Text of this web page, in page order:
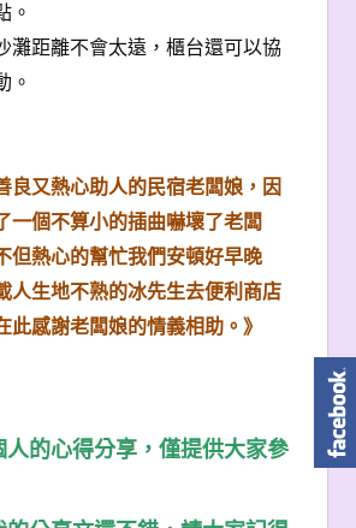
。
灘距離不會太遠，櫃台還可以協
。
良又熱心助人的民宿老闆娘，因
一個不算小的插曲嚇壞了老闆
但熱心的幫忙我們安頓好早晚
人生地不熟的冰先生去便利商店
此感謝老闆娘的情義相助。》
人的心得分享，僅提供大家參